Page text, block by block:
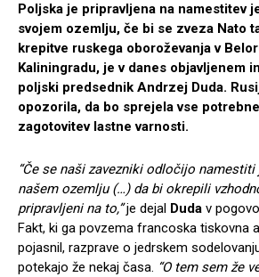
Poljska je pripravljena na namestitev
svojem ozemlju, če bi se zveza Nato
krepitve ruskega oboroževanja v
Kaliningradu, je v danes objavljenem
poljski predsednik Andrzej Duda.
opozorila, da bo sprejela vse
zagotovitev lastne varnosti.
“Če se naši zavezniki odločijo
našem ozemlju (…) da bi okrepili
pripravljeni na to,”je dejal Duda v
Fakt, ki ga povzema francoska tiskovna
pojasnil, razprave o jedrskem
potekajo že nekaj časa. “O tem sem že